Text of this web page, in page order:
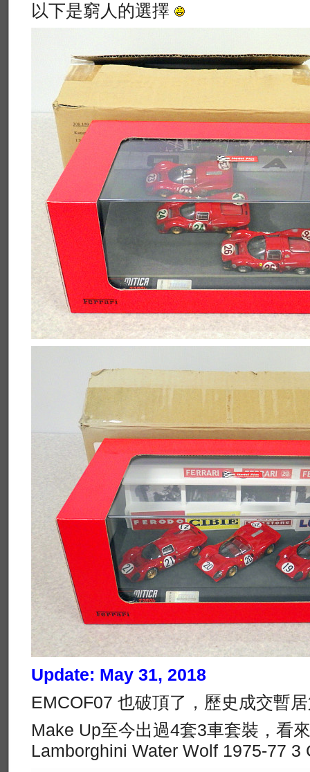
以下是窮人的選擇
Update: May 31, 2018
EMCOF07 也破頂了，歷史成交暫
Make Up至今出過4套3車套裝，看
Lamborghini Water Wolf 1975-77 3